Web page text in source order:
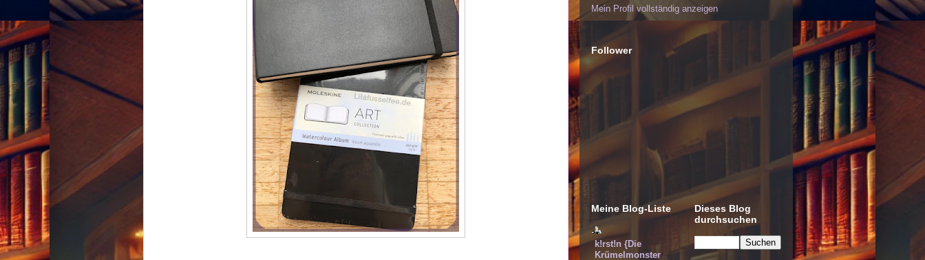
Mein Profil vollständig anzeigen
Follower
Meine Blog-Liste
k!rst!n {Die
Krümelmonster
Dieses Blog
durchsuchen